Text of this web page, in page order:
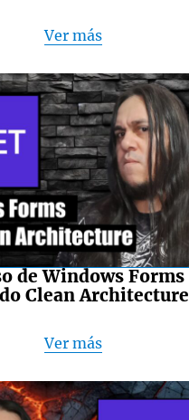
Ver más
de Windows Forms
Clean Architecture
Ver más